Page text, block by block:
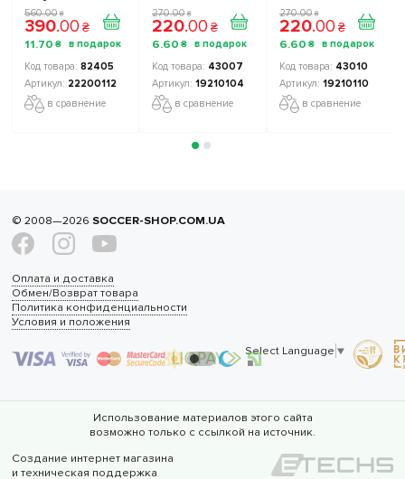
цвет: темно-
синий
560.00 ₴
390.00 ₴
11.70 ₴
82405
22200112
в сравнение
270.00 ₴
220.00 ₴
6.60 ₴
43007
19210104
в сравнение
270.00 ₴
220.00 ₴
6.60 ₴
43010
19210110
в сравнение
© 2008—2026 SOCCER-SHOP.COM.UA
Оплата и доставка
Обмен/Возврат товара
Политика конфиденциальности
Условия и положения
Select Language ▼
Использование материалов этого сайта
возможно только с ссылкой на источник.
Создание интернет магазина
и техническая поддержка